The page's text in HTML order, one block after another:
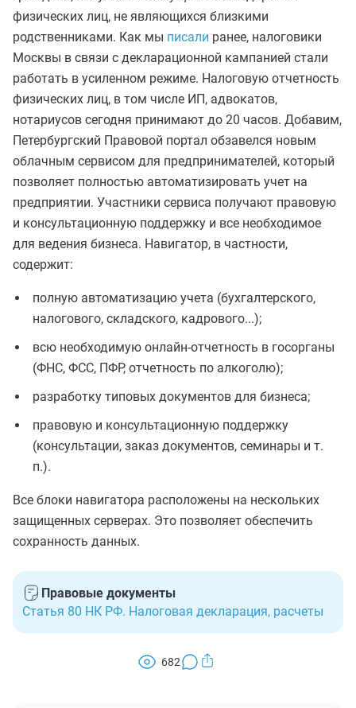
физических лиц, не являющихся близкими
родственниками. Как мы писали ранее, налоговики
Москвы в связи с декларационной кампанией стали
работать в усиленном режиме. Налоговую отчетность
физических лиц, в том числе ИП, адвокатов,
нотариусов сегодня принимают до 20 часов. Добавим,
Петербургский Правовой портал обзавелся новым
облачным сервисом для предпринимателей, который
позволяет полностью автоматизировать учет на
предприятии. Участники сервиса получают правовую
и консультационную поддержку и все необходимое
для ведения бизнеса. Навигатор, в частности,
содержит:
полную автоматизацию учета (бухгалтерского,
налогового, складского, кадрового...);
всю необходимую онлайн-отчетность в госорганы
(ФНС, ФСС, ПФР, отчетность по алкоголю);
разработку типовых документов для бизнеса;
правовую и консультационную поддержку
(консультации, заказ документов, семинары и т.
п.).
Все блоки навигатора расположены на нескольких
защищенных серверах. Это позволяет обеспечить
сохранность данных.
Правовые документы
Статья 80 НК РФ. Налоговая декларация, расчеты
682